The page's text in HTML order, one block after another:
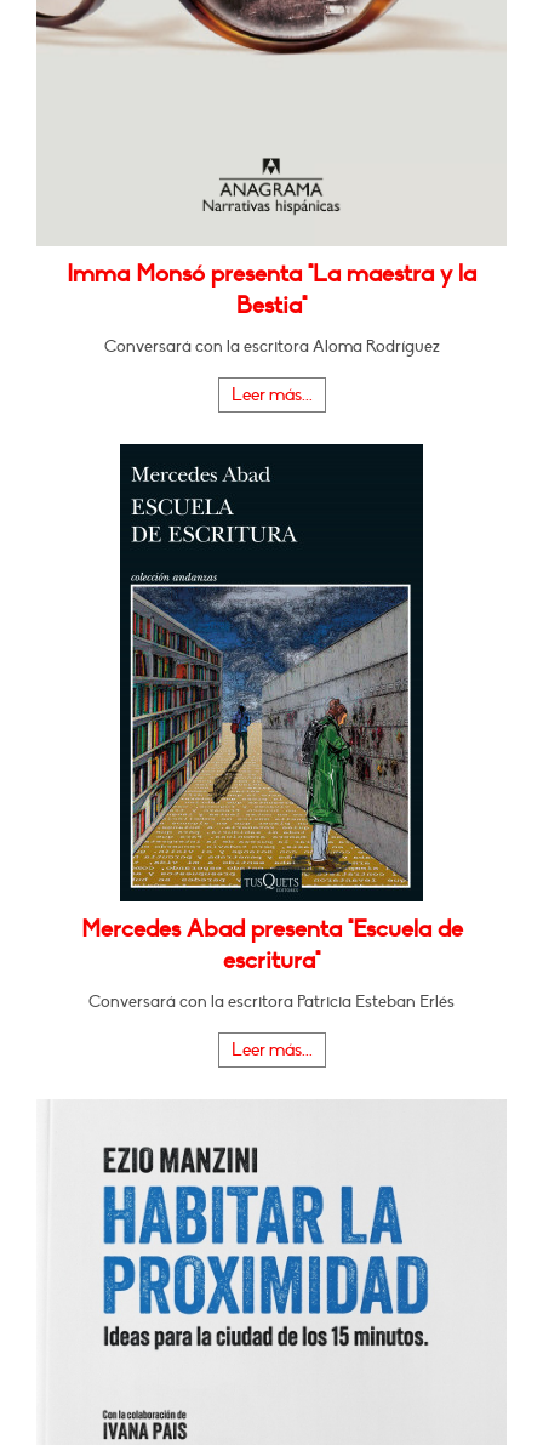
Imma Monsó presenta "La maestra y la
Bestia"
Conversará con la escritora Aloma Rodríguez
Leer más...
Mercedes Abad presenta "Escuela de
escritura"
Conversará con la escritora Patricia Esteban Erlés
Leer más...